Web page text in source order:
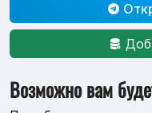
Возможно вам